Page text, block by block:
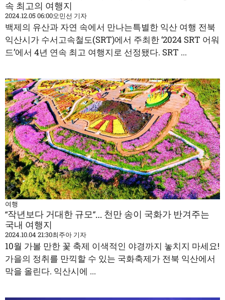
속 최고의 여행지
2024.12.05 06:00오민선 기자
백제의 유산과 자연 속에서 만나는특별한 익산 여행 전북
익산시가 수서고속철도(SRT)에서 주최한 ‘2024 SRT 어워
드’에서 4년 연속 최고 여행지로 선정됐다. SRT ...
여행
“작년보다 거대한 규모”… 천만 송이 국화가 반겨주는
국내 여행지
2024.10.04 21:30최주아 기자
10월 가볼 만한 꽃 축제 이색적인 야경까지 놓치지 마세요!
가을의 정취를 만끽할 수 있는 국화축제가 전북 익산에서
막을 올린다. 익산시에 ...